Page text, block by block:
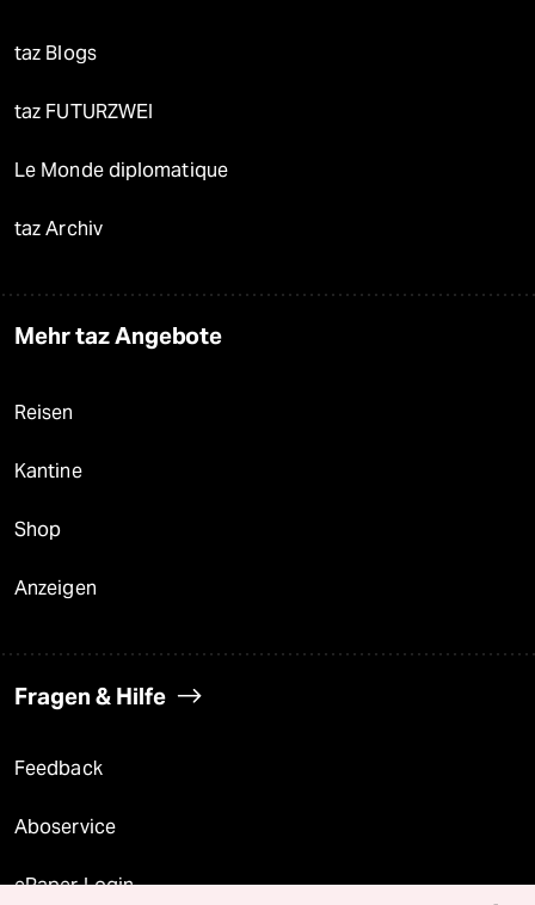
taz Blogs
taz FUTURZWEI
Le Monde diplomatique
taz Archiv
Mehr taz Angebote
Reisen
Kantine
Shop
Anzeigen
Fragen & Hilfe
Feedback
Aboservice
ePaper Login